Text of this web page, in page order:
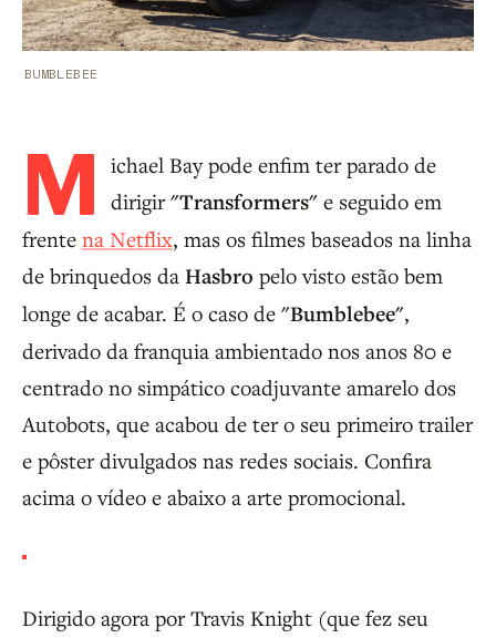
BUMBLEBEE
M ichael Bay pode enfim ter parado de
dirigir"Transformers" e seguido em
frente na Netflix, mas os filmes baseados na linha
de brinquedos da Hasbro pelo visto estão bem
longe de acabar. É o caso de "Bumblebee",
derivado da franquia ambientado nos anos 80 e
centrado no simpático coadjuvante amarelo dos
Autobots, que acabou de ter o seu primeiro trailer
e pôster divulgados nas redes sociais. Confira
acima o vídeo e abaixo a arte promocional.
Dirigido agora por Travis Knight (que fez seu